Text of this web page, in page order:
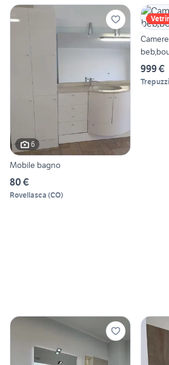
6
Mobile bagno
80 €
Rovellasca (CO)
999 €
Trepuzzi